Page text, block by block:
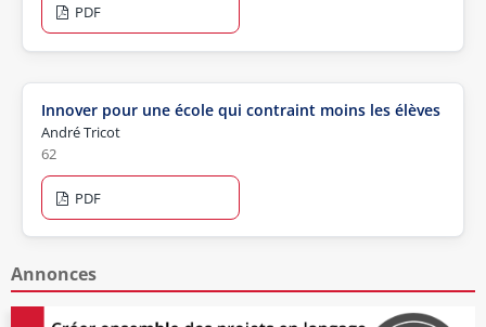
PDF
Innover pour une école qui contraint moins les élèves
André Tricot
62
PDF
Annonces